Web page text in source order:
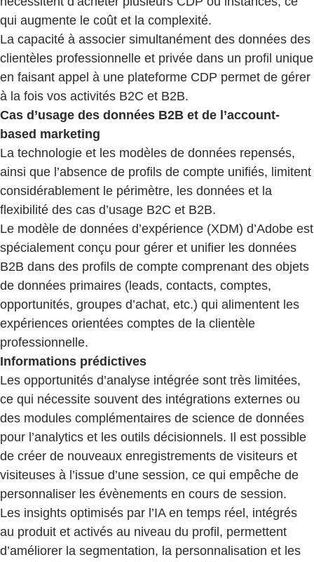
qui augmente le coût et la complexité.
La capacité à associer simultanément des données des
clientèles professionnelle et privée dans un profil unique
en faisant appel à une plateforme CDP permet de gérer
à la fois vos activités B2C et B2B.
Cas d’usage des données B2B et de l’account-
based marketing
La technologie et les modèles de données repensés,
ainsi que l’absence de profils de compte unifiés, limitent
considérablement le périmètre, les données et la
flexibilité des cas d’usage B2C et B2B.
Le modèle de données d’expérience (XDM) d’Adobe est
spécialement conçu pour gérer et unifier les données
B2B dans des profils de compte comprenant des objets
de données primaires (leads, contacts, comptes,
opportunités, groupes d’achat, etc.) qui alimentent les
expériences orientées comptes de la clientèle
professionnelle.
Informations prédictives
Les opportunités d’analyse intégrée sont très limitées,
ce qui nécessite souvent des intégrations externes ou
des modules complémentaires de science de données
pour l’analytics et les outils décisionnels. Il est possible
de créer de nouveaux enregistrements de visiteurs et
visiteuses à l’issue d’une session, ce qui empêche de
personnaliser les évènements en cours de session.
Les insights optimisés par l’IA en temps réel, intégrés
au produit et activés au niveau du profil, permettent
d’améliorer la segmentation, la personnalisation et les